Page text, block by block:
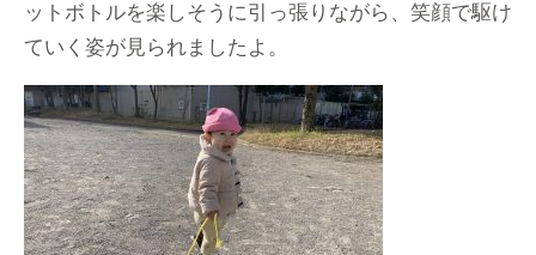
ットボトルを楽しそうに引っ張りながら、笑顔で駆け
ていく姿が見られましたよ。